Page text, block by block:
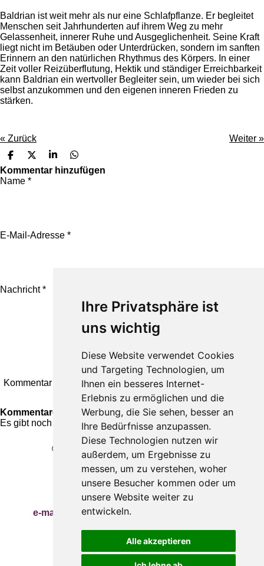
Ihre Privatsphäre ist
uns wichtig
Diese Website verwendet Cookies
und Targeting Technologien, um
Ihnen ein besseres Internet-
Erlebnis zu ermöglichen und die
Werbung, die Sie sehen, besser an
Ihre Bedürfnisse anzupassen.
Diese Technologien nutzen wir
außerdem, um Ergebnisse zu
messen, um zu verstehen, woher
unsere Besucher kommen oder um
unsere Website weiter zu
entwickeln.
Alle akzeptieren
Baldrian ist weit mehr als nur eine Schlafpflanze. Er begleitet
Menschen seit Jahrhunderten auf ihrem Weg zu mehr
Gelassenheit, innerer Ruhe und Ausgeglichenheit. Seine Kraft
liegt nicht im Betäuben oder Unterdrücken, sondern im sanften
Erinnern an den natürlichen Rhythmus des Körpers. In einer
Zeit voller Reizüberflutung, Hektik und ständiger Erreichbarkeit
kann Baldrian ein wertvoller Begleiter sein, um wieder bei sich
selbst anzukommen und den eigenen inneren Frieden zu
stärken.
« Zurück Weiter »
T
e
i
l
T
e
i
T
e
T
e
Kommentar hinzufügen
Name *
E-Mail-Adresse *
Nachricht *
Kommentar absenden
Kommentare
Es gibt noch keine Kommentare.
© Gabriele Baum - Bewusstes Glück
Kontakt
Impressum
Datenschutz
Gabriele Baum
Wilhelmstraße 34, 56112 Lahnstein
Handy:+49 157 8450 2773
e-mail:
hypnosecoaching.baum@gmail.com
Newsletter abbestellen